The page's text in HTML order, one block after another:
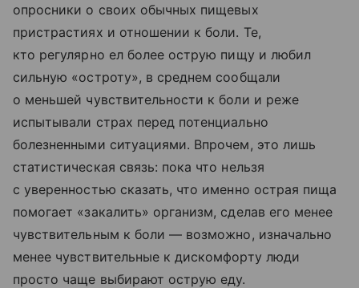
опросники о своих обычных пищевых
пристрастиях и отношении к боли. Те,
кто регулярно ел более острую пищу и любил
сильную «остроту», в среднем сообщали
о меньшей чувствительности к боли и реже
испытывали страх перед потенциально
болезненными ситуациями. Впрочем, это лишь
статистическая связь: пока что нельзя
с уверенностью сказать, что именно острая пища
помогает «закалить» организм, сделав его менее
чувствительным к боли — возможно, изначально
менее чувствительные к дискомфорту люди
просто чаще выбирают острую еду.